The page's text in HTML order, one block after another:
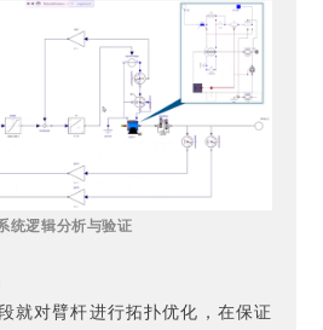
统逻辑分析与验证
就对臂杆进行拓扑优化，在保证